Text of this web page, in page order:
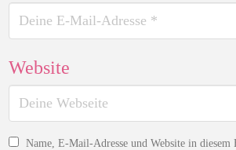
Website
Name, E-Mail-Adresse und Website in diesem